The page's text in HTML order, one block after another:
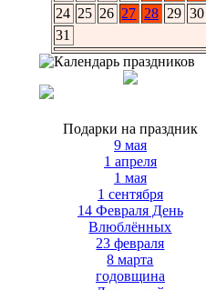
24 25 26 27 28 29 30
31
Подарки на праздник
9 мая
1 апреля
1 мая
1 сентября
14 Февраля День
Влюблённых
23 февраля
8 марта
годовщина